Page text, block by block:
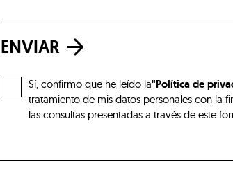
ENVIAR
Sí, confirmo que he leído la"Política de
tratamiento de mis datos personales con la
las consultas presentadas a través de este